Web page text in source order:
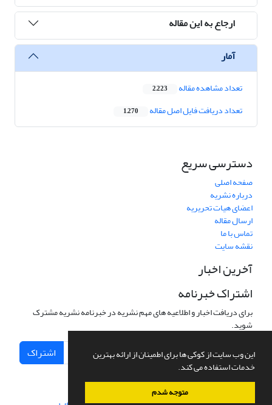
این وب سایت از کوکی ها برای اطمینان از ارائه بهترین
خدمات استفاده می کند.
متوجه شدم
ارجاع به این مقاله
آمار
تعداد مشاهده مقاله 2,223
تعداد دریافت فایل اصل مقاله 1,270
دسترسی سریع
صفحه اصلی
درباره نشریه
اعضای هیات تحریریه
ارسال مقاله
تماس با ما
نقشه سایت
آخرین اخبار
اشتراک خبرنامه
برای دریافت اخبار و اطلاعیه های مهم نشریه در خبرنامه نشریه مشترک
شوید.
اشتراک